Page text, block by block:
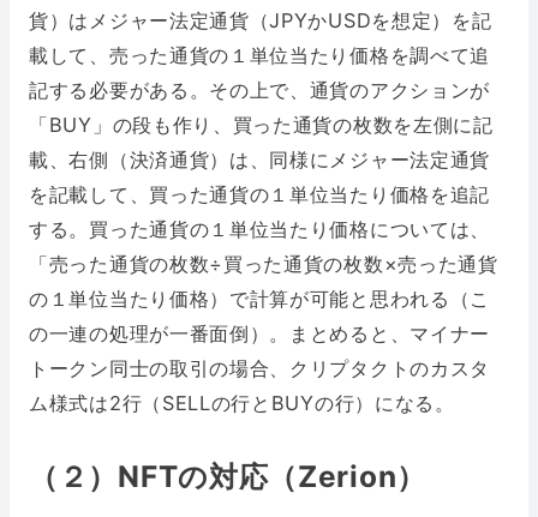
貨）はメジャー法定通貨（JPYかUSDを想定）を記
載して、売った通貨の１単位当たり価格を調べて追
記する必要がある。その上で、通貨のアクションが
「BUY」の段も作り、買った通貨の枚数を左側に記
載、右側（決済通貨）は、同様にメジャー法定通貨
を記載して、買った通貨の１単位当たり価格を追記
する。買った通貨の１単位当たり価格については、
「売った通貨の枚数÷買った通貨の枚数×売った通貨
の１単位当たり価格）で計算が可能と思われる（こ
の一連の処理が一番面倒）。まとめると、マイナー
トークン同士の取引の場合、クリプタクトのカスタ
ム様式は2行（SELLの行とBUYの行）になる。
（２）NFTの対応（Zerion）